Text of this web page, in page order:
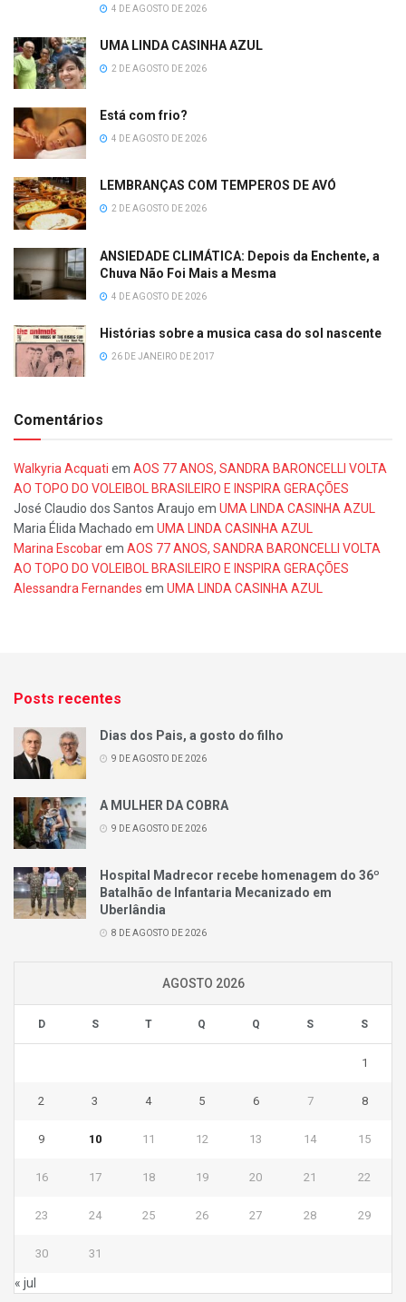
4 DE AGOSTO DE 2026
UMA LINDA CASINHA AZUL
2 DE AGOSTO DE 2026
Está com frio?
4 DE AGOSTO DE 2026
LEMBRANÇAS COM TEMPEROS DE AVÓ
2 DE AGOSTO DE 2026
ANSIEDADE CLIMÁTICA: Depois da Enchente, a
Chuva Não Foi Mais a Mesma
4 DE AGOSTO DE 2026
Histórias sobre a musica casa do sol nascente
26 DE JANEIRO DE 2017
Comentários
Walkyria Acquati em AOS 77 ANOS, SANDRA BARONCELLI VOLTA
AO TOPO DO VOLEIBOL BRASILEIRO E INSPIRA GERAÇÕES
José Claudio dos Santos Araujo em UMA LINDA CASINHA AZUL
Maria Élida Machado em UMA LINDA CASINHA AZUL
Marina Escobarem AOS 77 ANOS, SANDRA BARONCELLI VOLTA
AO TOPO DO VOLEIBOL BRASILEIRO E INSPIRA GERAÇÕES
Alessandra Fernandes em UMA LINDA CASINHA AZUL
Posts recentes
Dias dos Pais, a gosto do filho
9 DE AGOSTO DE 2026
A MULHER DA COBRA
9 DE AGOSTO DE 2026
Hospital Madrecor recebe homenagem do 36º
Batalhão de Infantaria Mecanizado em
Uberlândia
8 DE AGOSTO DE 2026
AGOSTO 2026
D S T Q Q S S
1
2 3 4 5 6 7 8
9 10 11 12 13 14 15
16 17 18 19 20 21 22
23 24 25 26 27 28 29
30 31
« jul